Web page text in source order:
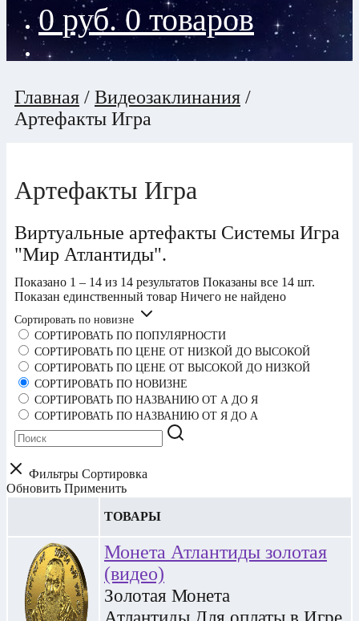
0 руб. 0 товаров
Главная / Видеозаклинания /
Артефакты Игра
Артефакты Игра
Виртуальные артефакты Системы Игра
"Мир Атлантиды".
Показано 1 – 14 из 14 результатов Показаны все 14 шт.
Показан единственный товар Ничего не найдено
Сортировать по новизне
СОРТИРОВАТЬ ПО ПОПУЛЯРНОСТИ
СОРТИРОВАТЬ ПО ЦЕНЕ ОТ НИЗКОЙ ДО ВЫСОКОЙ
СОРТИРОВАТЬ ПО ЦЕНЕ ОТ ВЫСОКОЙ ДО НИЗКОЙ
СОРТИРОВАТЬ ПО НОВИЗНЕ
СОРТИРОВАТЬ ПО НАЗВАНИЮ ОТ А ДО Я
СОРТИРОВАТЬ ПО НАЗВАНИЮ ОТ Я ДО А
Фильтры Сортировка
Обновить Применить
ТОВАРЫ
Монета Атлантиды золотая
(видео)
Золотая Монета